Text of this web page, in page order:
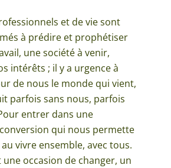
et de vie sont
à prédire et prophétiser
une société à venir,
intérêts ; il y a urgence à
de nous le monde qui vient,
parfois sans nous, parfois
entrer dans une
qui nous permette
vivre ensemble, avec tous.
une occasion de changer, un